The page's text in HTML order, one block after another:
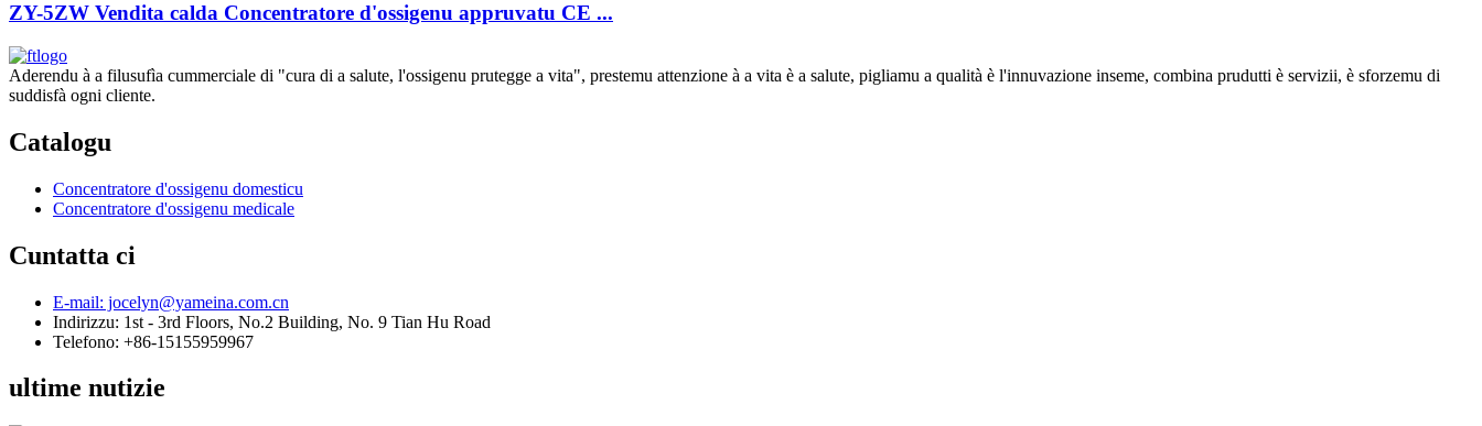
ZY-5ZW Vendita calda Concentratore d'ossigenu appruvatu CE ...
Aderendu à a filusufìa cummerciale di "cura di a salute, l'ossigenu prutegge a vita", prestemu attenzione à a vita è a salute, pigliamu a qualità è l'innuvazione inseme, combina prudutti è servizii, è sforzemu di
suddisfà ogni cliente.
Catalogu
Concentratore d'ossigenu domesticu
Concentratore d'ossigenu medicale
Cuntatta ci
E-mail: jocelyn@yameina.com.cn
Indirizzu: 1st - 3rd Floors, No.2 Building, No. 9 Tian Hu Road
Telefono: +86-15155959967
ultime nutizie